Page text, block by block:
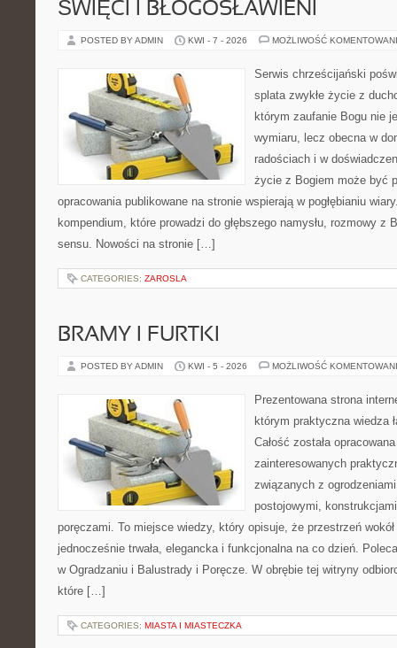
ŚWIĘCI I BŁOGOSŁAWIENI
POSTED BY ADMIN KWI - 7 - 2026 MOŻLIWOŚĆ
Serwis chrześcijański
splata zwykłe życie z
którym zaufanie Bogu nie
wymiaru, lecz obecna w
radościach i w
życie z Bogiem może być
opracowania publikowane na stronie wspierają w pogłębianiu
kompendium, które prowadzi do głębszego namysłu, rozmowy z
sensu. Nowości na stronie […]
CATEGORIES: ZAROSLA
BRAMY I FURTKI
POSTED BY ADMIN KWI - 5 - 2026 MOŻLIWOŚĆ
Prezentowana strona
którym praktyczna wiedza
Całość została
zainteresowanych
związanych z
postojowymi,
poręczami. To miejsce wiedzy, który opisuje, że przestrzeń
jednocześnie trwała, elegancka i funkcjonalna na co dzień.
w Ogradzaniu i Balustrady i Poręcze. W obrębie tej witryny
które […]
CATEGORIES: MIASTA I MIASTECZKA